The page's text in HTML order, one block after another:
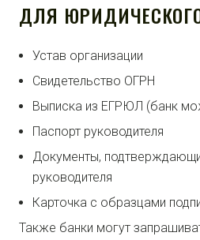
ДЛЯ
Устав организации
Свидетельство ОГРН
Выписка из ЕГРЮЛ (банк
Паспорт руководителя
Документы,
руководителя
Карточка с образцами
Также банки могут